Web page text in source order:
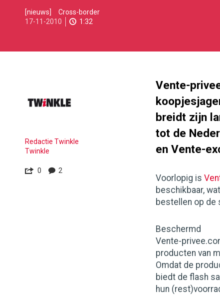
2010-
11-
05-
[nieuws]
Cross-border
17-11-2010
1:32
Vente-
breidt zijn
tot de
en Vente-
Voorlopig is
beschikbaar,
bestellen op de
Beschermd
Vente-
producten van
Omdat de
biedt de flash
hun
Redactie Twinkle
Twinkle
0 2